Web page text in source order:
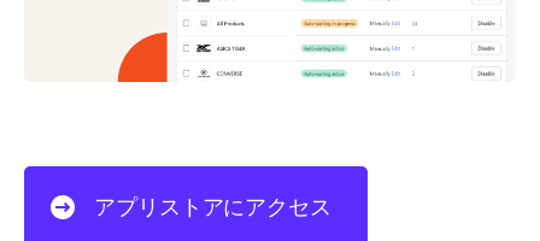
アプリストアにアクセス